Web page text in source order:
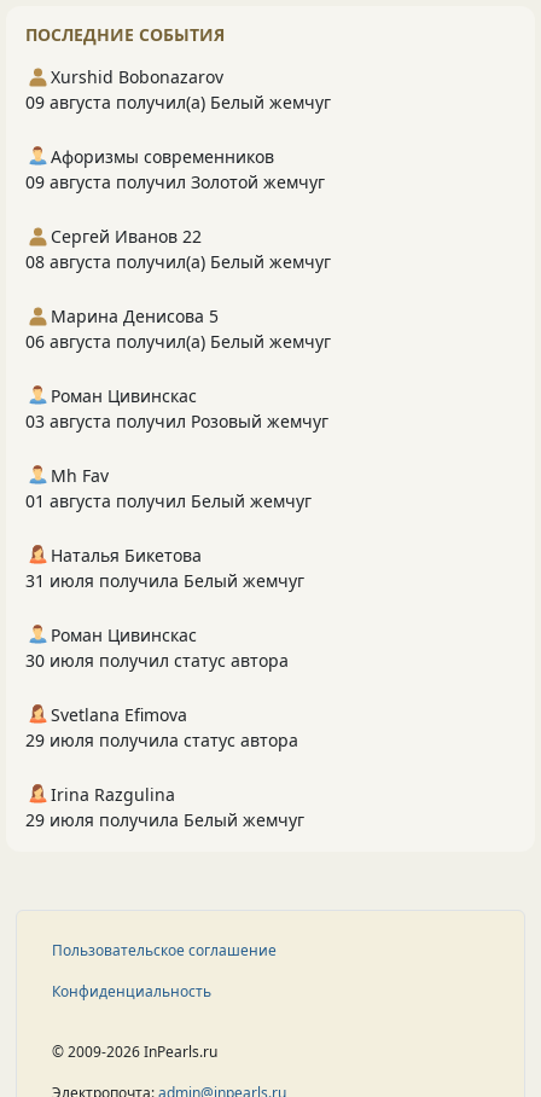
ПОСЛЕДНИЕ СОБЫТИЯ
Xurshid Bobonazarov
09 августа получил(а) Белый жемчуг
Афоризмы современников
09 августа получил Золотой жемчуг
Сергей Иванов 22
08 августа получил(а) Белый жемчуг
Марина Денисова 5
06 августа получил(а) Белый жемчуг
Роман Цивинскас
03 августа получил Розовый жемчуг
Mh Fav
01 августа получил Белый жемчуг
Наталья Бикетова
31 июля получила Белый жемчуг
Роман Цивинскас
30 июля получил статус автора
Svetlana Efimova
29 июля получила статус автора
Irina Razgulina
29 июля получила Белый жемчуг
Пользовательское соглашение
Конфиденциальность
© 2009-2026 InPearls.ru